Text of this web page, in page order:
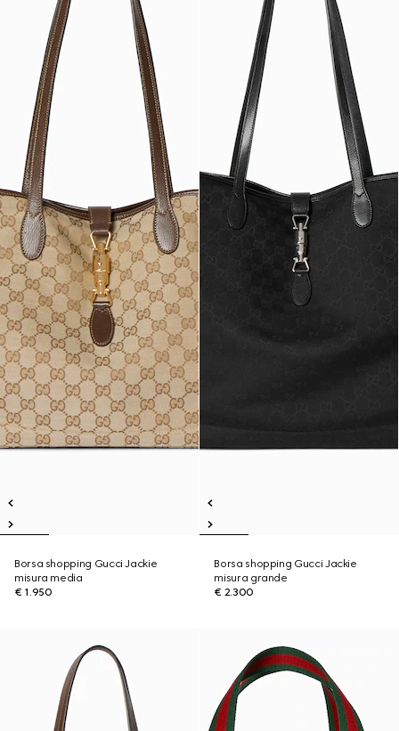
Borsa shopping Gucci Jackie
misura media
€ 1.950
Borsa shopping Gucci Jackie
misura grande
€ 2.300